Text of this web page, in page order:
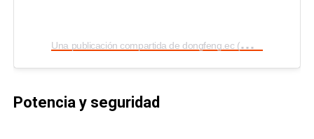
U
na publicación compartida de dongfeng.ec (@dongfengec)
Potencia y seguridad